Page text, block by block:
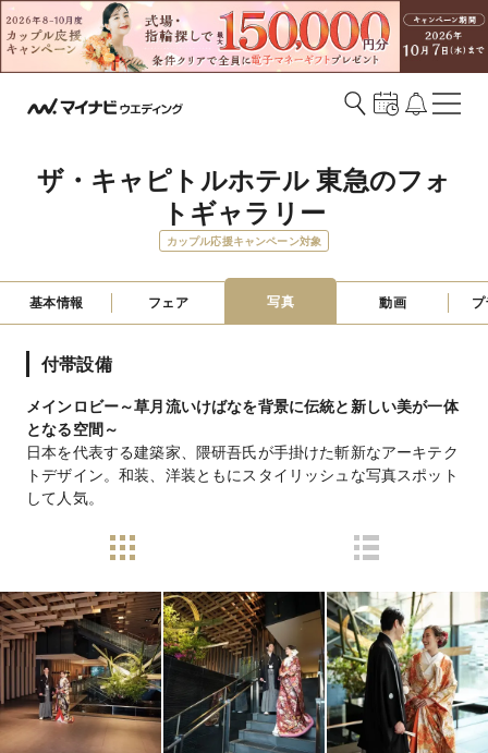
ザ・キャピトルホテル 東急のフォ
トギャラリー
カップル応援キャンペーン対象
基本情報 フェア 写真 動画
付帯設備
メインロビー～草月流いけばなを背景に伝統と新しい美が一体
となる空間～
日本を代表する建築家、隈研吾氏が手掛けた斬新なアーキテク
トデザイン。和装、洋装ともにスタイリッシュな写真スポット
して人気。